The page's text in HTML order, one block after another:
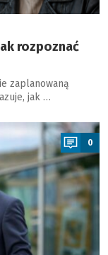
rozpoznać
zaplanowaną
jak …
0